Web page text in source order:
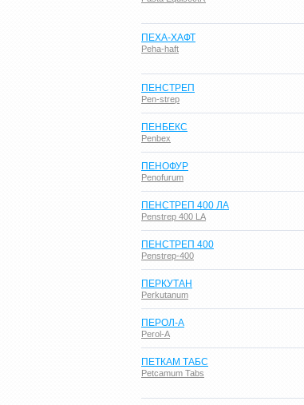
ПЕХА-ХАФТ
Peha-haft
ПЕНСТРЕП
Pen-strep
ПЕНБЕКС
Penbex
ПЕНОФУР
Penofurum
ПЕНСТРЕП 400 ЛА
Penstrep 400 LA
ПЕНСТРЕП 400
Penstrep-400
ПЕРКУТАН
Perkutanum
ПЕРОЛ-А
Perol-A
ПЕТКАМ ТАБС
Petcamum Tabs